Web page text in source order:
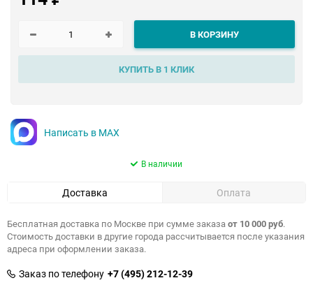
В КОРЗИНУ
КУПИТЬ В 1 КЛИК
Написать в MAX
В наличии
Доставка Оплата
Бесплатная доставка по Москве при сумме заказаот 10 000 руб.
Стоимость доставки в другие города рассчитывается после указания
адреса при оформлении заказа.
Заказ по телефону +7 (495) 212-12-39